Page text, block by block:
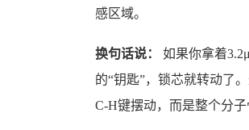
感区域。
换句话说：
如果你拿着
的“钥匙”，锁芯就转动了
C-H键摆动，而是整个分子